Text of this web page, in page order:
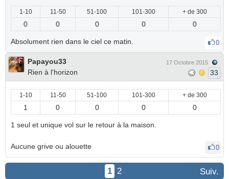
1-10 11-50 51-100 101-300 + de 300
0 0 0 0 0
Absolument rien dans le ciel ce matin. 0
Papayou33
Rien à l'horizon
17 Octobre 2015
33
1-10 11-50 51-100 101-300 + de 300
1 0 0 0 0
1 seul et unique vol sur le retour à la maison.
Aucune grive ou alouette 0
Suiv.
1 2